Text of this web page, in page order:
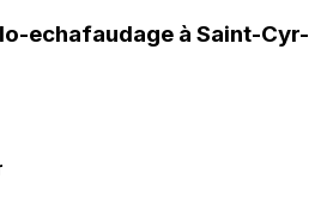
echafaudage à Saint-Cyr-